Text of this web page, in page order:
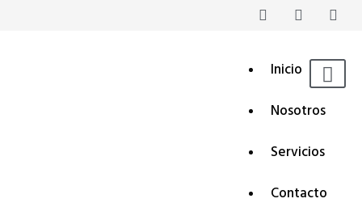
Inicio
Nosotros
Servicios
Contacto